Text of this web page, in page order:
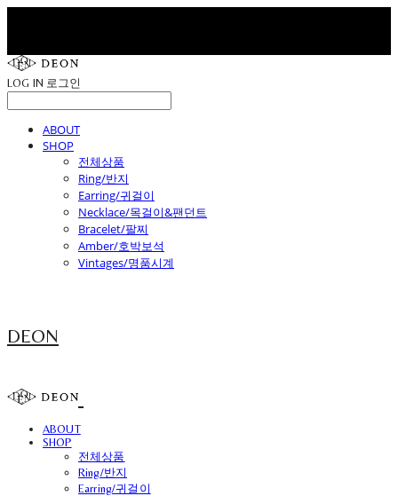
LOG IN 로그인
ABOUT
SHOP
전체상품
Ring/반지
Earring/귀걸이
Necklace/목걸이&팬던트
Bracelet/팔찌
Amber/호박보석
Vintages/명품시계
DEON
ABOUT
SHOP
전체상품
Ring/반지
Earring/귀걸이